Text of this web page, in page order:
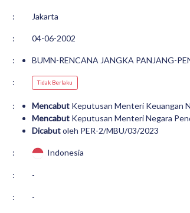
: Jakarta
: 04-06-2002
: BUMN-RENCANA JANGKA PANJANG-
: Tidak Berlaku
: Mencabut Keputusan Menteri Keuangan
Mencabut Keputusan Menteri Negara
Dicabutoleh PER-2/MBU/03/2023
: Indonesia
: -
: -